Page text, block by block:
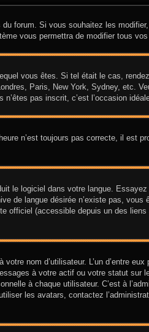
forum. Si vous souhaitez les
vous permettra de modifier tous
vous êtes. Si tel était le cas,
Paris, New York, Sydney, etc.
pas inscrit, c’est l’occasion
n’est toujours pas correcte, il est
le logiciel dans votre langue.
de langue désirée n’existe pas,
officiel (accessible depuis un des
nom d’utilisateur. L’un d’entre
à votre actif ou votre statut sur
à chaque utilisateur. C’est à
les avatars, contactez